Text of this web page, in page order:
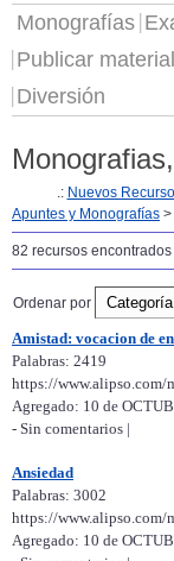
Monografías
Publicar
Diversión
.: Nuevos
Apuntes y Monografías
82 recursos
Ordenar por
Amistad: vocacion de
Palabras: 2419
https://www.alipso.com/
Agregado: 10 de
- Sin comentarios |
Ansiedad
Palabras: 3002
https://www.alipso.com/
Agregado: 10 de